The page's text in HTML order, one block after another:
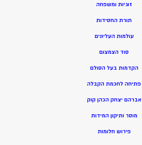
זוגיות ומשפחה
תורת החסידות
עולמות העליונים
סוד הצמצום
הקדמות בעל הסולם
פתיחה לחכמת הקבלה
אברהם יצחק הכהן קוק
מוסר ותיקון המידות
פירוש חלומות